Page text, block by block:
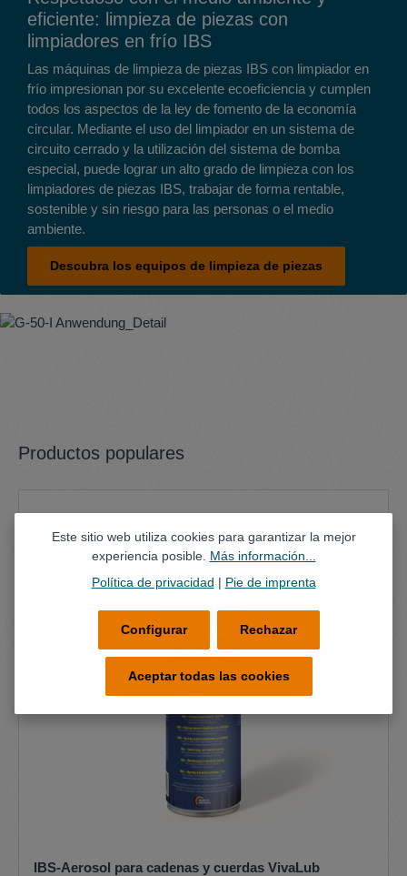
eficiente: limpieza de piezas con
limpiadores en frío IBS
Las máquinas de limpieza de piezas IBS con limpiador en
frío impresionan por su excelente ecoeficiencia y cumplen
todos los aspectos de la ley de fomento de la economía
circular. Mediante el uso del limpiador en un sistema de
circuito cerrado y la utilización del sistema de bomba
especial, puede lograr un alto grado de limpieza con los
limpiadores de piezas IBS, trabajar de forma rentable,
sostenible y sin riesgo para las personas o el medio
ambiente.
Descubra los equipos de limpieza de piezas
Productos populares
IBS-Aerosol para cadenas y cuerdas VivaLub
Este sitio web utiliza cookies para garantizar la mejor
experiencia posible. Más información...
Política de privacidad | Pie de imprenta
Rechazar
Configurar
Aceptar todas las cookies